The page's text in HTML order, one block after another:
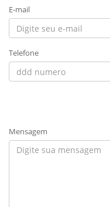
E-mail
Telefone
Mensagem